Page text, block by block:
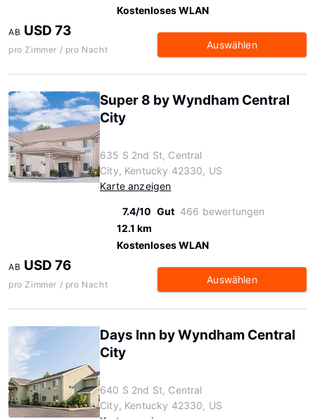
Kostenloses WLAN
AB USD 73
pro Zimmer / pro Nacht Auswählen
Super 8 by Wyndham Central
City
635 S 2nd St, Central
City, Kentucky 42330, US
Karte anzeigen
7.4/10 Gut 466 bewertungen
12.1 km
Kostenloses WLAN
AB USD 76
pro Zimmer / pro Nacht Auswählen
Days Inn by Wyndham Central
City
640 S 2nd St, Central
City, Kentucky 42330, US